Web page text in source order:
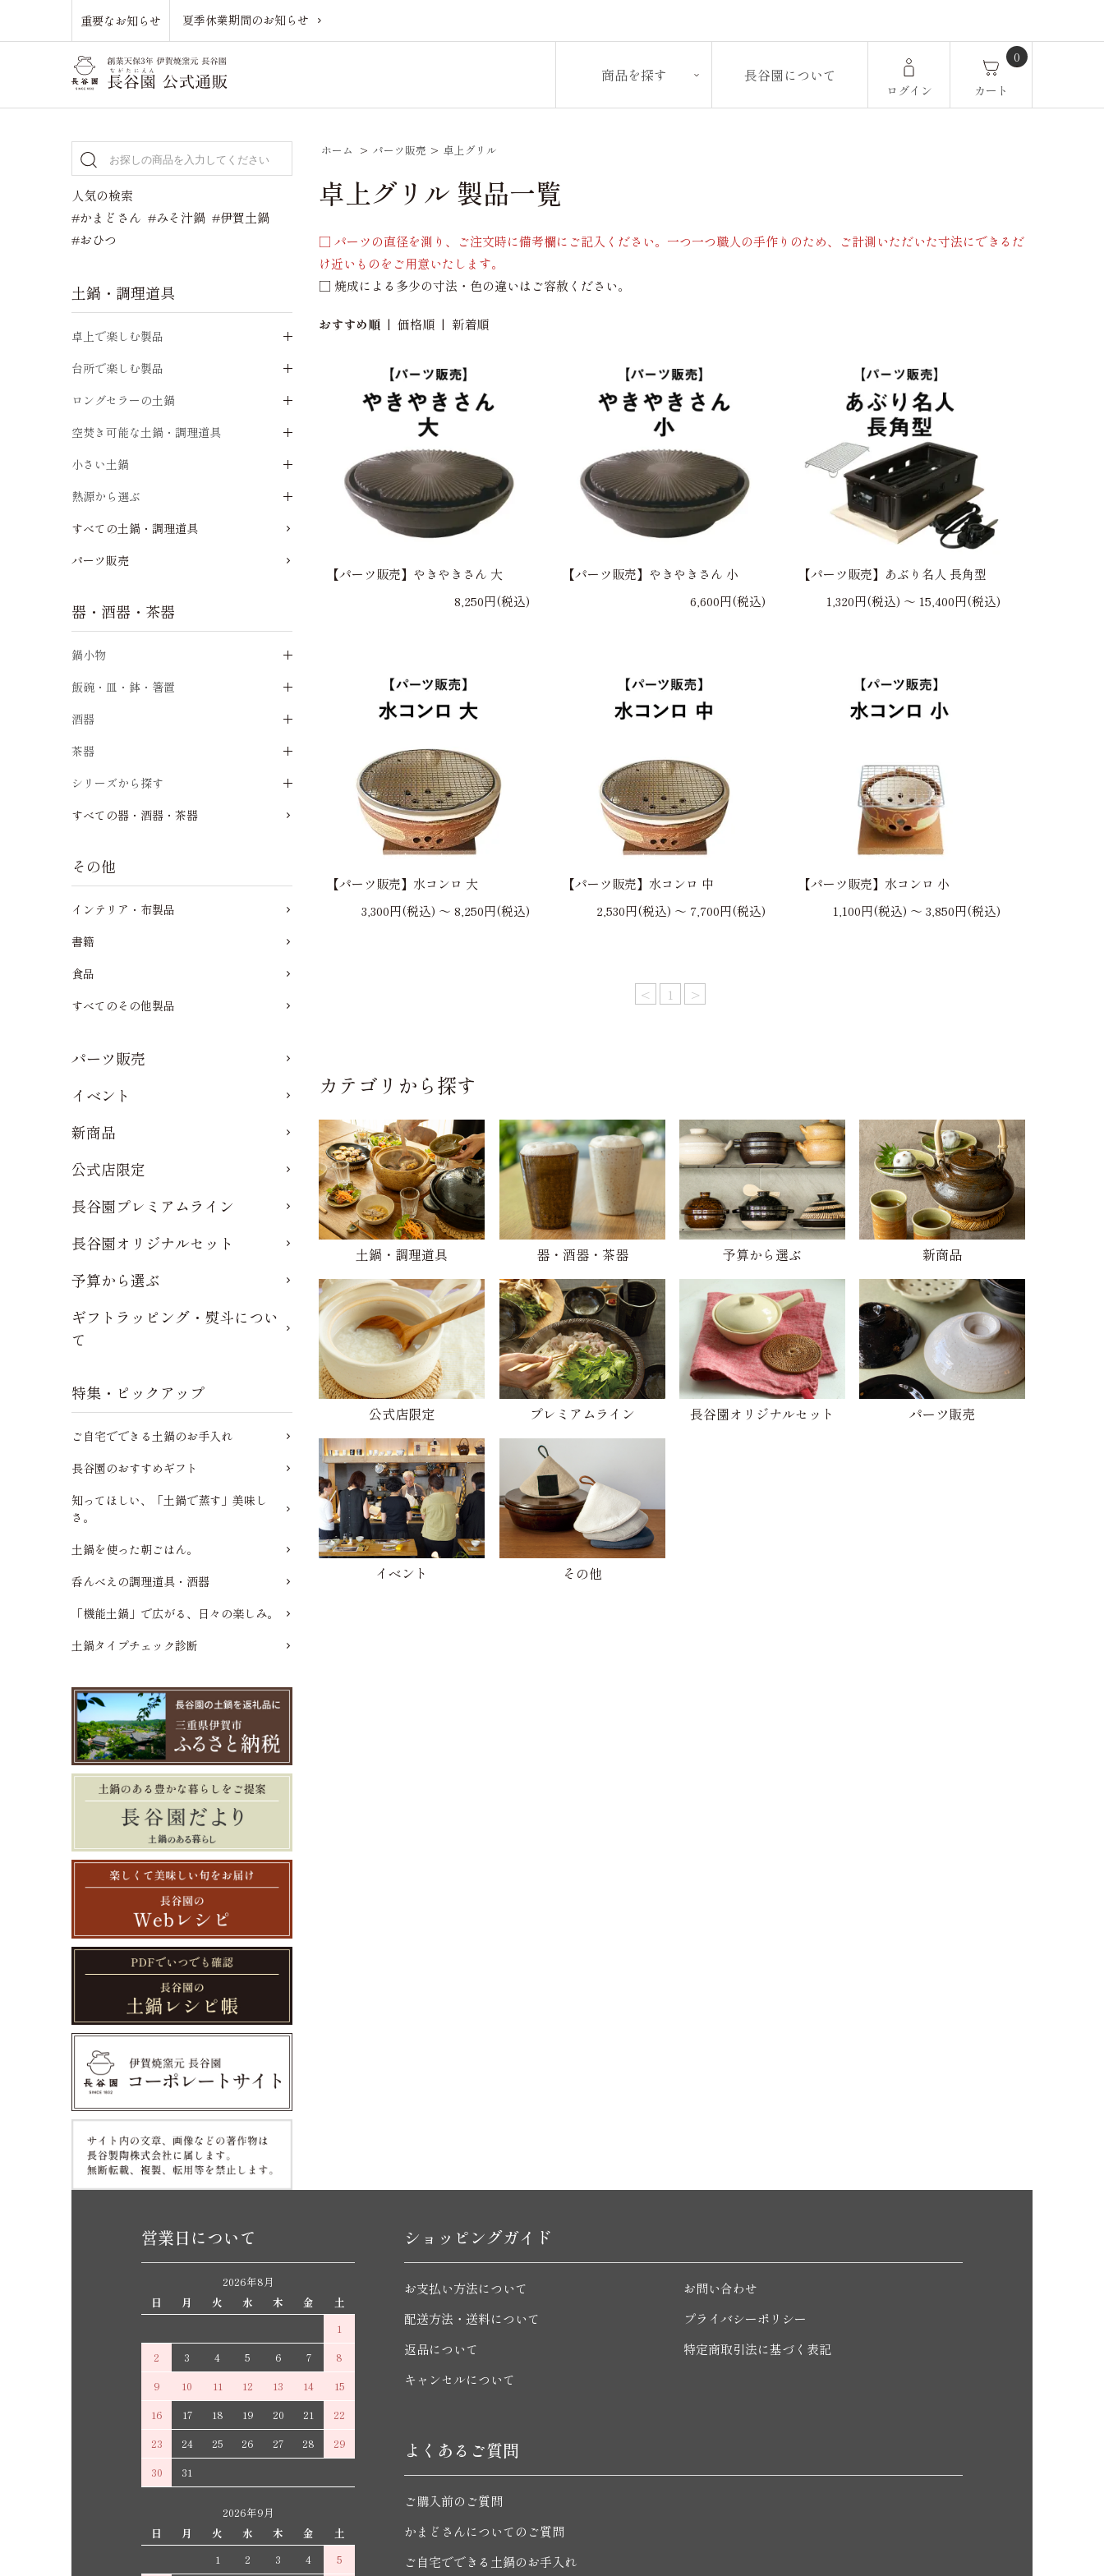
重要なお知らせ 夏季休業期間のお知らせ
商品を探す 長谷園について
ログイン
0
カート
ホーム > パーツ販売 > 卓上グリル
卓上グリル 製品一覧
□ パーツの直径を測り、ご注文時に備考欄にご記入ください。一つ一つ職人の手作りのため、ご計測いただいた寸法にできるだ
け近いものをご用意いたします。
□ 焼成による多少の寸法・色の違いはご容赦ください。
おすすめ順 |価格順 | 新着順
【パーツ販売】やきやきさん 大
8,250円(税込)
【パーツ販売】やきやきさん 小
6,600円(税込)
【パーツ販売】あぶり名人 長角型
1,320円(税込) 〜 15,400円(税込)
【パーツ販売】水コンロ 大
3,300円(税込) 〜 8,250円(税込)
【パーツ販売】水コンロ 中
2,530円(税込) 〜 7,700円(税込)
【パーツ販売】水コンロ 小
1,100円(税込) 〜 3,850円(税込)
< 1 >
カテゴリから探す
土鍋・調理道具 器・酒器・茶器 予算から選ぶ 新商品
公式店限定 プレミアムライン 長谷園オリジナルセット パーツ販売
イベント その他
人気の検索
#かまどさん #みそ汁鍋 #伊賀土鍋
#おひつ
土鍋・調理道具
卓上で楽しむ製品
台所で楽しむ製品
ロングセラーの土鍋
空焚き可能な土鍋・調理道具
小さい土鍋
熱源から選ぶ
すべての土鍋・調理道具
パーツ販売
器・酒器・茶器
鍋小物
飯碗・皿・鉢・箸置
酒器
茶器
シリーズから探す
すべての器・酒器・茶器
その他
インテリア・布製品
書籍
食品
すべてのその他製品
パーツ販売
イベント
新商品
公式店限定
長谷園プレミアムライン
長谷園オリジナルセット
予算から選ぶ
ギフトラッピング・熨斗につい
て
特集・ピックアップ
ご自宅でできる土鍋のお手入れ
長谷園のおすすめギフト
知ってほしい、「土鍋で蒸す」美味し
さ。
土鍋を使った朝ごはん。
呑んべえの調理道具・酒器
「機能土鍋」で広がる、日々の楽しみ。
土鍋タイプチェック診断
営業日について
2026年8月
日
月 火 水 木 金
土
1
2
3 4 5 6 7
8
9
10 11 12 13 14
15
16
17 18 19 20 21
22
23
24 25 26 27 28
29
30
31
2026年9月
日
月 火 水 木 金
土
1
2 3 4 5
ショッピングガイド
お支払い方法について
配送方法・送料について
返品について
キャンセルについて
お問い合わせ
プライバシーポリシー
特定商取引法に基づく表記
よくあるご質問
ご購入前のご質問
かまどさんについてのご質問
ご自宅でできる土鍋のお手入れ